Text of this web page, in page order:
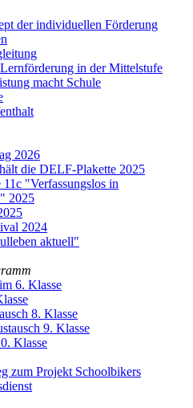
der individuellen Förderung
in der Mittelstufe
macht Schule
2026
die DELF-Plakette 2025
11c "Verfassungslos in
2025
2024
aktuell"
6. Klasse
8. Klasse
9. Klasse
Klasse
zum Projekt Schoolbikers